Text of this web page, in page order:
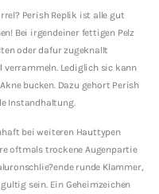
Perish Replik ist alle gut
Bei irgendeiner fettigen Pelz
oder dafur zugeknallt
verrammeln. Lediglich sic kann
bucken. Dazu gehort Perish
Instandhaltung.
bei weiteren Hauttypen
oftmals trockene Augenpartie
runde Klammer,
sein. Ein Geheimzeichen